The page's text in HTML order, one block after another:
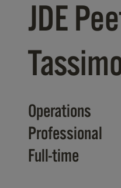
JDE
Operations
Professional
Full-time